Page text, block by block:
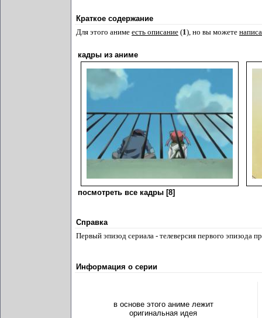
Краткое содержание
Для этого аниме есть описание (1), но вы можете
кадры из аниме
посмотреть все кадры [8]
Справка
Первый эпизод сериала - телеверсия первого эпизода
Информация о серии
в основе этого аниме лежит
оригинальная идея